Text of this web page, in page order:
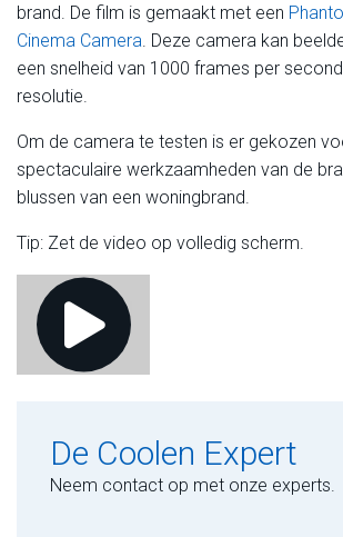
brand. De film is gemaakt met een
Cinema Camera. Deze camera kan
een snelheid van 1000 frames per
resolutie.
Om de camera te testen is er gekozen
spectaculaire werkzaamheden van de
blussen van een woningbrand.
Tip: Zet de video op volledig scherm.
De Coolen Expert
Neem contact op met onze experts.